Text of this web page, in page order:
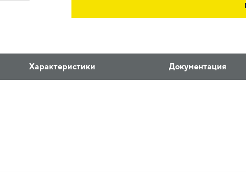
Характеристики Документация